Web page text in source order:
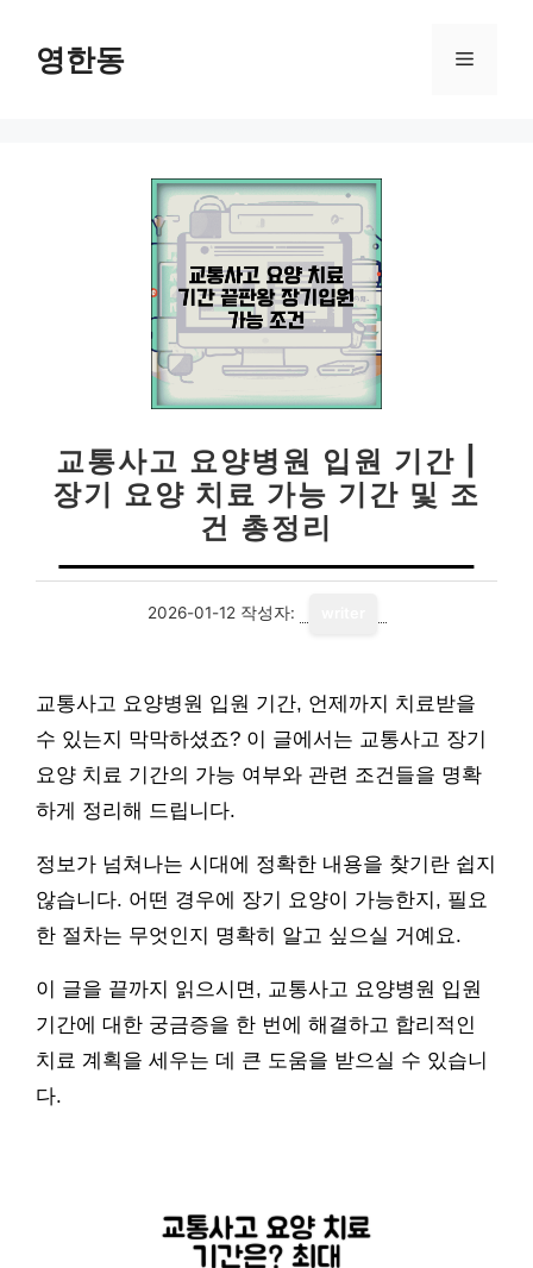
영한동 메
교통사고 요양병원 입원 기간 |
장기 요양 치료 가능 기간 및 조
건 총정리
2026-01-12 작성자:
교통사고 요양병원 입원 기간, 언제까지 치료받을
수 있는지 막막하셨죠? 이 글에서는 교통사고 장기
요양 치료 기간의 가능 여부와 관련 조건들을 명확
하게 정리해 드립니다.
정보가 넘쳐나는 시대에 정확한 내용을 찾기란 쉽지
않습니다. 어떤 경우에 장기 요양이 가능한지, 필요
한 절차는 무엇인지 명확히 알고 싶으실 거예요.
이 글을 끝까지 읽으시면, 교통사고 요양병원 입원
기간에 대한 궁금증을 한 번에 해결하고 합리적인
치료 계획을 세우는 데 큰 도움을 받으실 수 있습니
다.